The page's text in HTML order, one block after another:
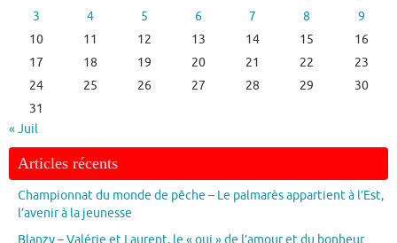
3
4 5 6 7 8
9
10
11 12 13 14 15
16
17
18 19 20 21 22
23
24
25 26 27 28 29
30
31
« Juil
Articles récents
Championnat du monde de pêche – Le palmarès appartient à l’Est,
l’avenir à la jeunesse
Blanzy – Valérie et Laurent, le « oui » de l’amour et du bonheur